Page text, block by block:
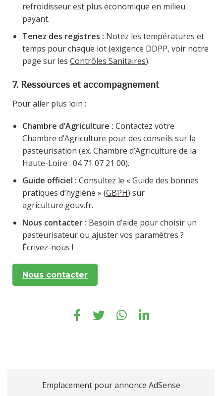
refroidisseur est plus économique en milieu
payant.
Tenez des registres : Notez les températures et
temps pour chaque lot (exigence DDPP, voir notre
page sur les Contrôles Sanitaires).
7. Ressources et accompagnement
Pour aller plus loin :
Chambre d’Agriculture : Contactez votre
Chambre d’Agriculture pour des conseils sur la
pasteurisation (ex. Chambre d’Agriculture de la
Haute-Loire : 04 71 07 21 00).
Guide officiel : Consultez le « Guide des bonnes
pratiques d’hygiène » (GBPH) sur
agriculture.gouv.fr.
Nous contacter : Besoin d’aide pour choisir un
pasteurisateur ou ajuster vos paramètres ?
Écrivez-nous !
Nous contacter
Emplacement pour annonce AdSense